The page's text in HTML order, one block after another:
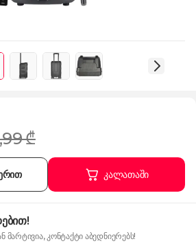
₾
კალათაში
მარტივია, კონტაქტი აბედნიერებს!